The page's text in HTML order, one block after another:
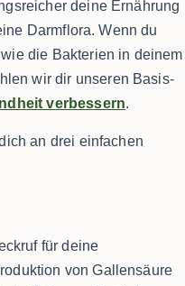
deine Ernährung
Darmflora. Wenn du
die Bakterien in deinem
wir dir unseren Basis-
verbessern.
an drei einfachen
für deine
von Gallensäure